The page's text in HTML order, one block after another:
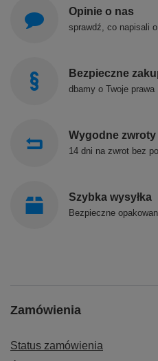
Opinie o nas
sprawdź, co napisali
Bezpieczne
dbamy o Twoje prawa
Wygodne zwroty
14 dni na zwrot bez
Szybka wysyłka
Bezpieczne
Zamówienia
Status zamówienia